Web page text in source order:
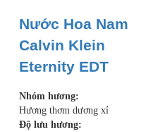
Nước Hoa Nam
Calvin Klein
Eternity EDT
Nhóm hương:
Hương thơm dương xỉ
Độ lưu hương: